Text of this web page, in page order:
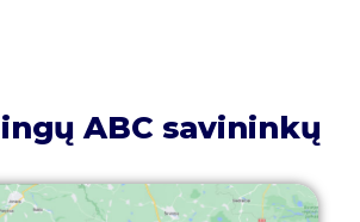
ABC savininkų